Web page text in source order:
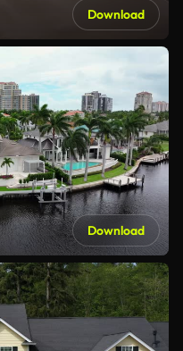
Download
Download